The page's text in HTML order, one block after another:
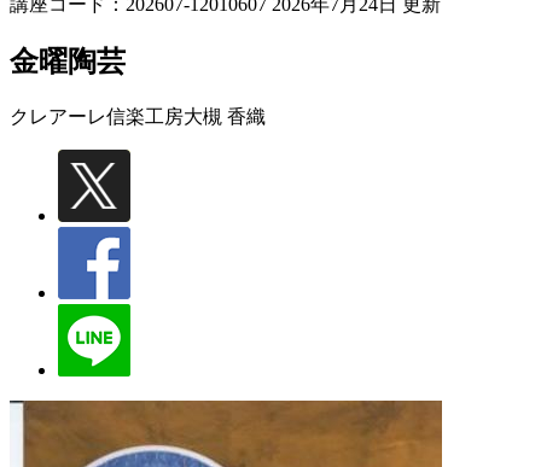
金曜陶芸
クレアーレ信楽工房大槻 香織